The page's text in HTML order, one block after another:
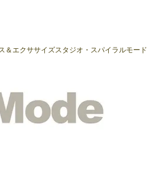
＆エクササイズスタジオ・スパイラルモード